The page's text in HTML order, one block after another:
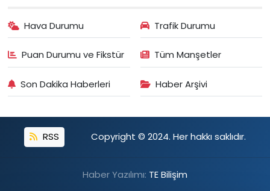
Hava Durumu Trafik Durumu
Puan Durumu ve Fikstür Tüm Manşetler
Son Dakika Haberleri Haber Arşivi
RSS Copyright © 2024. Her hakkı saklıdır.
Haber Yazılımı: TE Bilişim